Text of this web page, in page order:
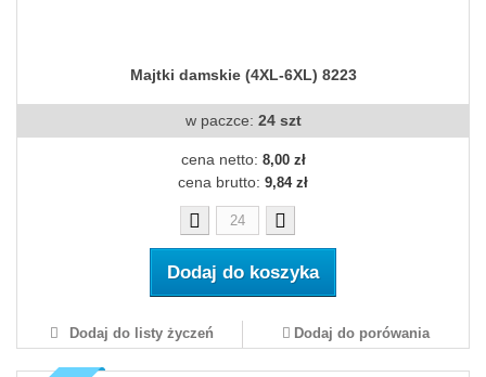
Majtki damskie (4XL-6XL) 8223
w paczce: 24 szt
cena netto: 8,00 zł
cena brutto: 9,84 zł
Dodaj do koszyka
Dodaj do listy życzeń Dodaj do porówania